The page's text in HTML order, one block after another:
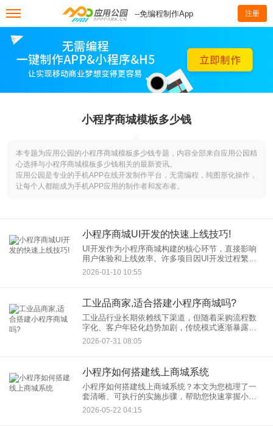
--免编程制作App 注册
小程序商城模板多少钱
本专题为应用公园的小程序商城模板多少钱专题，内容全部来自应用公园精
心选择与小程序商城模板多少钱相关的最新资讯。
应用公园是专业的手机APP在线开发制作平台，无需编程，纯图形化操作，
让每个人都能成为手机APP应用的制作者和发布者。
小程序商城UI开发的快速上线技巧!
UI开发作为小程序商城构建的核心环节，直接影响
用户体验和上线效率。许多项目因UI开发过程繁琐
而延迟上线，本文将分享一些实用技巧，帮助您优
化UI开发流程，实现快速上线，同时提升小程序商
2026-01-10 10:55
工业品商家,适合搭建小程序商城吗?
工业品行业长期依赖线下渠道，但随着采购流程数
字化、客户年轻化趋势加剧，传统模式逐渐暴露出
效率低、覆盖窄、成本高等问题。针对上述工业品
行业存在的诸多痛点，小程序商城展现出了独特的
2026-07-31 08:05
小程序如何搭建线上商城系统
小程序如何搭建线上商城系统？本文为您梳理了一
套清晰、可执行的实施步骤，帮助您快速掌握小程
序商城系统的核心搭建方法。 选择适合的搭建方式
目前市面上主要有三种方式搭建小程序商城
2026-05-22 04:15